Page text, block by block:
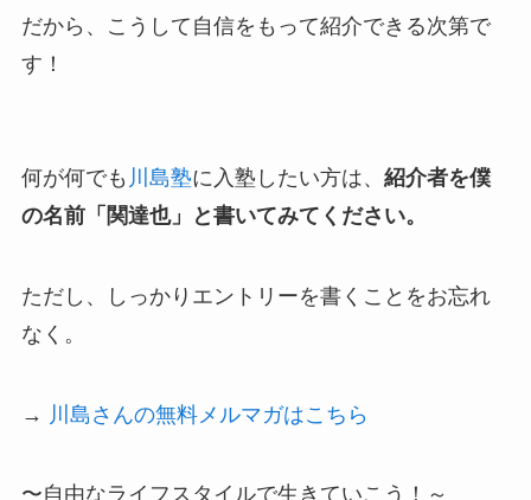
だから、こうして自信をもって紹介できる次第で
す！
何が何でも 川島塾に入塾したい方は、 紹介者を僕
の名前「関達也」と書いてみてください。
ただし、しっかりエントリーを書くことをお忘れ
なく。
→ 川島さんの無料メルマガはこちら
〜自由なライフスタイルで生きていこう！～